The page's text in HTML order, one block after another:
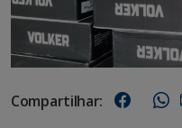
Compartilhar: